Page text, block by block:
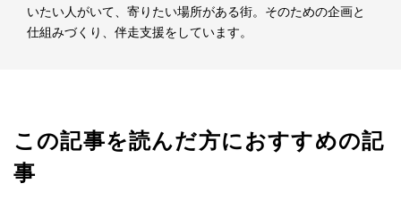
いたい人がいて、寄りたい場所がある街。そのための企画と
仕組みづくり、伴走支援をしています。
この記事を読んだ方におすすめの記
事